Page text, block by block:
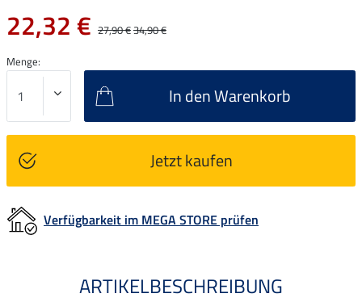
22,32 € 27,90 €34,90 €
Menge:
In den Warenkorb
Jetzt kaufen
Verfügbarkeit im MEGA STORE prüfen
ARTIKELBESCHREIBUNG